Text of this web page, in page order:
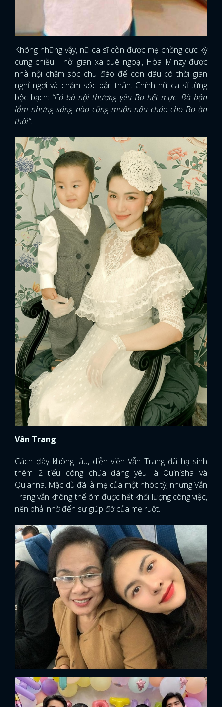
Không những vậy, nữ ca sĩ còn được mẹ chồng cực kỳ
cưng chiều. Thời gian xa quê ngoại, Hòa Minzy được
nhà nội chăm sóc chu đáo để con dâu có thời gian
nghỉ ngơi và chăm sóc bản thân. Chính nữ ca sĩ từng
bộc bạch: “Có bà nội thương yêu Bo hết mực. Bà bận
lắm nhưng sáng nào cũng muốn nấu cháo cho Bo ăn
thôi”.
Vân Trang
Cách đây không lâu, diễn viên Vẫn Trang đã hạ sinh
thêm 2 tiểu công chúa đáng yêu là Quinisha và
Quianna. Mặc dù đã là mẹ của một nhóc tỳ, nhưng Vẫn
Trang vẫn không thể ôm được hết khối lượng công việc,
nên phải nhờ đến sự giúp đỡ của mẹ ruột.